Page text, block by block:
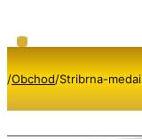
/Obchod/Stribrna-